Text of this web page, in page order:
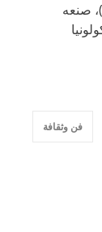
الحسين بن منصور بن محمى البيضاوي (244 هـ- 309 هـ/ 858-922 م)، صنعه
فن وثقافة